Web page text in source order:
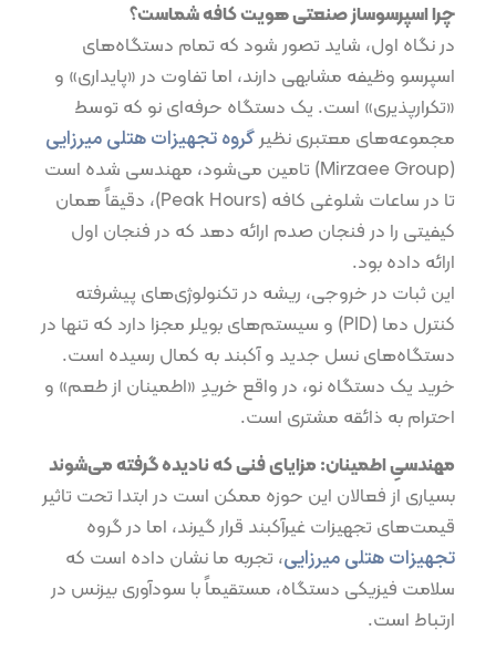
چرا اسپرسوساز صنعتی هویت کافه شماست؟
در نگاه اول، شاید تصور شود که تمام دستگاه‌های
اسپرسو وظیفه مشابهی دارند، اما تفاوت در «پایداری» و
«تکرارپذیری» است. یک دستگاه حرفه‌ای نو که توسط
مجموعه‌های معتبری نظیرگروه تجهیزات هتلی میرزایی
(Mirzaee Group) تامین می‌شود، مهندسی شده است
تا در ساعات شلوغی کافه (Peak Hours)، دقیقاً همان
کیفیتی را در فنجان صدم ارائه دهد که در فنجان اول
ارائه داده بود.
این ثبات در خروجی، ریشه در تکنولوژی‌های پیشرفته
کنترل دما (PID) و سیستم‌های بویلر مجزا دارد که تنها در
دستگاه‌های نسل جدید و آکبند به کمال رسیده است.
خرید یک دستگاه نو، در واقع خریدِ «اطمینان از طعم» و
احترام به ذائقه مشتری است.
مهندسیِ اطمینان: مزایای فنی که نادیده گرفته می‌شوند
بسیاری از فعالان این حوزه ممکن است در ابتدا تحت تاثیر
قیمت‌های تجهیزات غیرآکبند قرار گیرند، اما در گروه
تجهیزات هتلی میرزایی، تجربه ما نشان داده است که
سلامت فیزیکی دستگاه، مستقیماً با سودآوری بیزنس در
ارتباط است.